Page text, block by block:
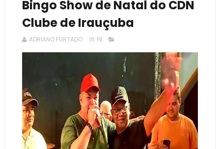
Bingo Show de Natal do CDN
Clube de Irauçuba
ADRIANO FURTADO 16:19